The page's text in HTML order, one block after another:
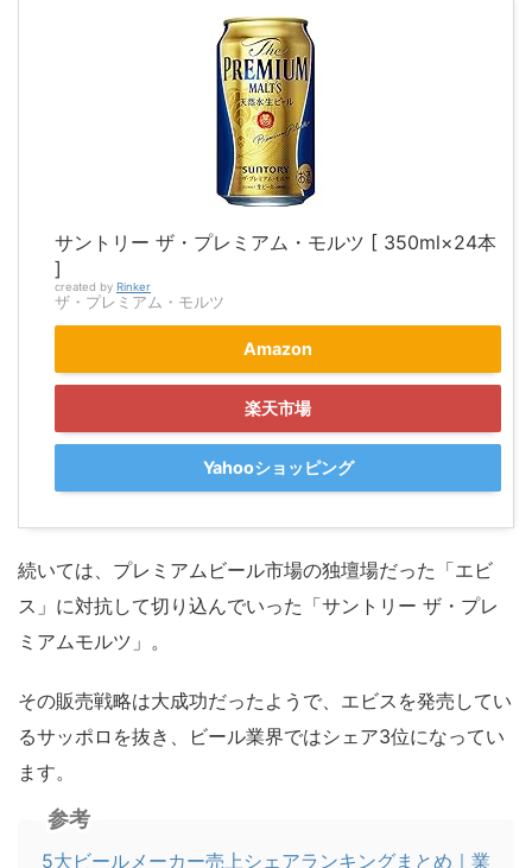
サントリー ザ・プレミアム・モルツ [ 350ml×24本
]
created by Rinker
ザ・プレミアム・モルツ
Amazon
楽天市場
Yahooショッピング
続いては、プレミアムビール市場の独壇場だった「エビ
ス」に対抗して切り込んでいった「サントリー ザ・プレ
ミアムモルツ」。
その販売戦略は大成功だったようで、エビスを発売してい
るサッポロを抜き、ビール業界ではシェア3位になってい
ます。
参考
5大ビールメーカー売上シェアランキングまとめ｜業